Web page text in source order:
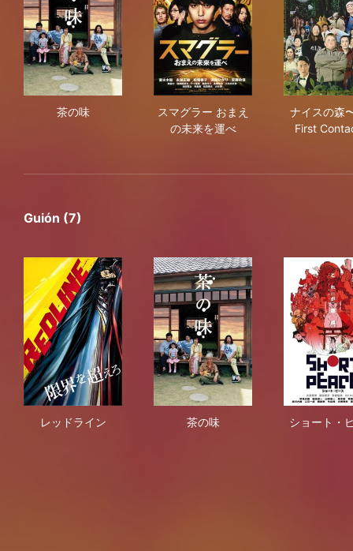
茶の味
スマグラー おまえ
の未来を運べ
ナイスの森
First
Guión (7)
レッドライン 茶の味 ショート・